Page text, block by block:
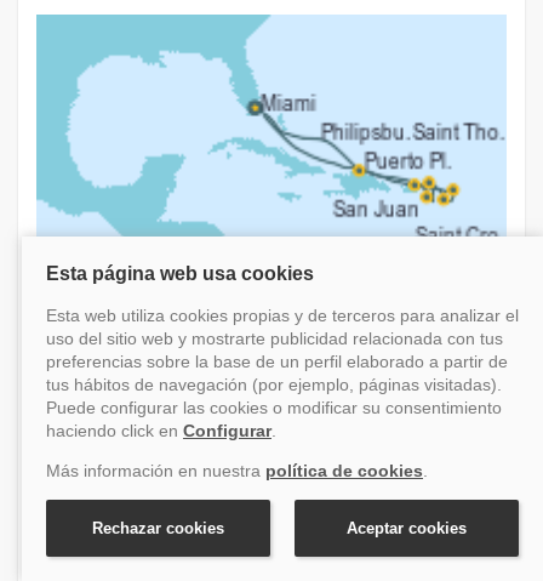
Crucero Crucero por el Caribe Oriental
Caribe
Salida el 24 enero 2028
Desde Miami (Florida/EEUU)
11 días
Oportunidad: